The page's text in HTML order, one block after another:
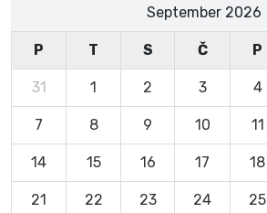
September 2026
P T S Č P
31 1 2 3 4
7 8 9 10 11
14 15 16 17 18
21 22 23 24 25